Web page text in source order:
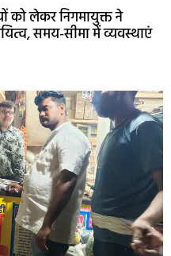
को लेकर निगमायुक्त ने
समय-सीमा में व्यवस्थाएं